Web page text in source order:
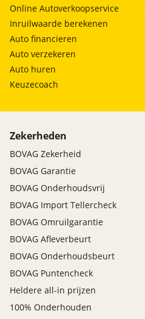
Online Autoverkoopservice
Inruilwaarde berekenen
Auto financieren
Auto verzekeren
Auto huren
Keuzecoach
Zekerheden
BOVAG Zekerheid
BOVAG Garantie
BOVAG Onderhoudsvrij
BOVAG Import Tellercheck
BOVAG Omruilgarantie
BOVAG Afleverbeurt
BOVAG Onderhoudsbeurt
BOVAG Puntencheck
Heldere all-in prijzen
100% Onderhouden